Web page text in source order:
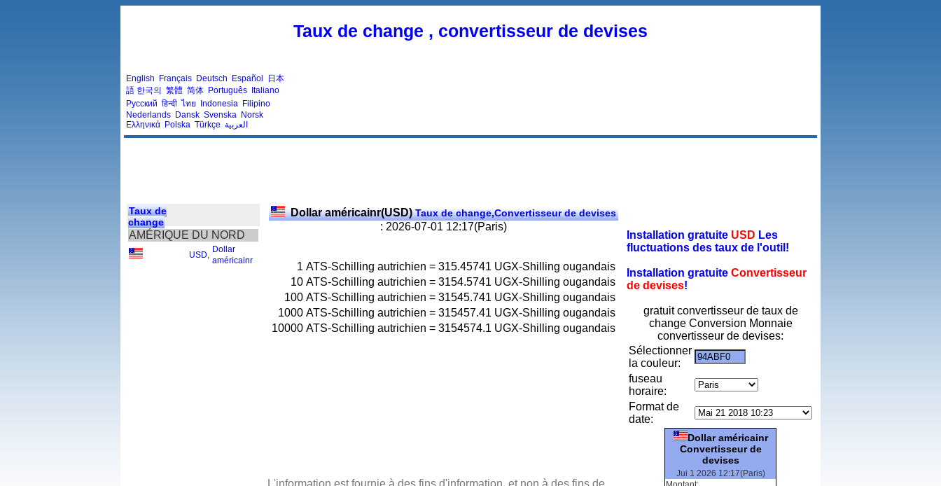
Taux de change , convertisseur de devises
English Français Deutsch Español
日本
語 한국의 繁體 简体 Português Italiano
Русский हिन्दी ไทย Indonesia Filipino
Nederlands Dansk Svenska Norsk
Ελληνικά Polska Türkçe العربية
Taux de
change
AMÉRIQUE DU NORD
USD
Dollar
américainr
Dollar américainr(USD)Taux de change,Convertisseur de devises
: 2026-07-01 12:17(Paris)
1 ATS-Schilling autrichien = 315.45741 UGX-Shilling ougandais
10 ATS-Schilling autrichien = 3154.5741 UGX-Shilling ougandais
100 ATS-Schilling autrichien = 31545.741 UGX-Shilling ougandais
1000 ATS-Schilling autrichien = 315457.41 UGX-Shilling ougandais
10000 ATS-Schilling autrichien = 3154574.1 UGX-Shilling ougandais
L'information est fournie à des fins d'information, et non à des fins de
Installation gratuite USD Les
fluctuations des taux de l'outil!
Installation gratuite Convertisseur
de devises!
gratuit convertisseur de taux de
change Conversion Monnaie
convertisseur de devises:
Sélectionner
la couleur:
fuseau
horaire:
Format de
date:
Dollar américainr
Convertisseur de
devises
Jui 1 2026 12:17(Paris)